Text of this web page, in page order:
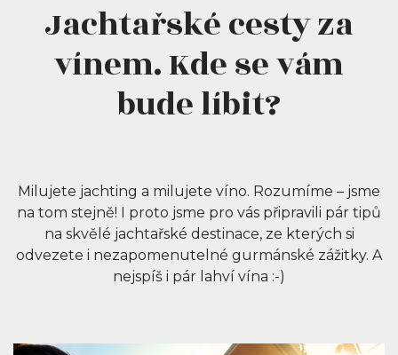
Jachtařské cesty za
vínem. Kde se vám
bude líbit?
Milujete jachting a milujete víno. Rozumíme – jsme
na tom stejně! I proto jsme pro vás připravili pár tipů
na skvělé jachtařské destinace, ze kterých si
odvezete i nezapomenutelné gurmánské zážitky. A
nejspíš i pár lahví vína :-)